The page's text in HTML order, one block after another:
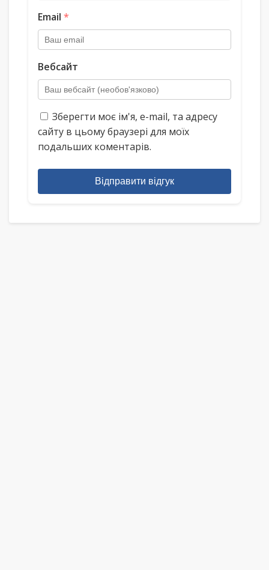
Email *
Вебсайт
Зберегти моє ім'я, e-mail, та адресу
сайту в цьому браузері для моїх
подальших коментарів.
Відправити відгук